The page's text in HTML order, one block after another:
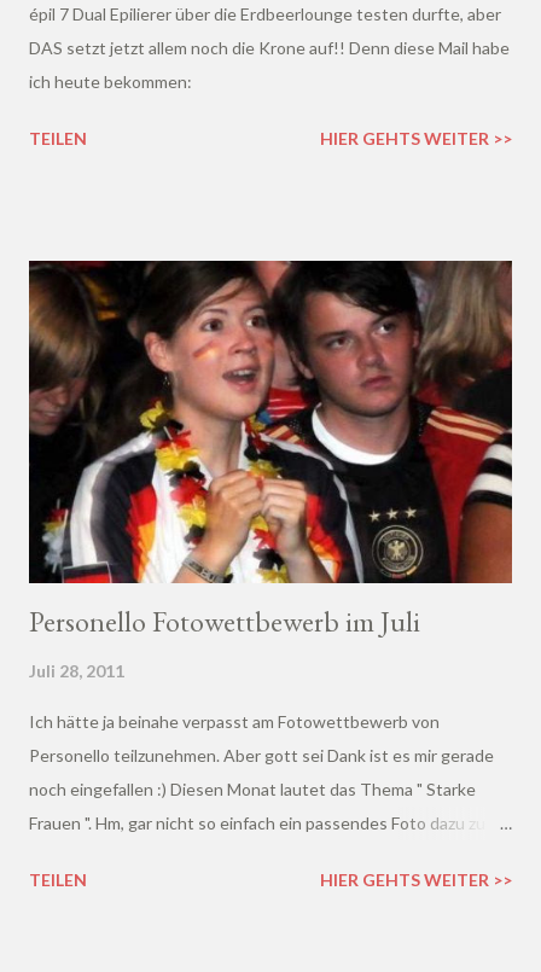
épil 7 Dual Epilierer über die Erdbeerlounge testen durfte, aber
DAS setzt jetzt allem noch die Krone auf!! Denn diese Mail habe
ich heute bekommen:
TEILEN HIER GEHTS WEITER >>
Personello Fotowettbewerb im Juli
Juli 28, 2011
Ich hätte ja beinahe verpasst am Fotowettbewerb von
Personello teilzunehmen. Aber gott sei Dank ist es mir gerade
noch eingefallen :) Diesen Monat lautet das Thema " Starke
Frauen ". Hm, gar nicht so einfach ein passendes Foto dazu zu
bezieht, habe ich doch mal ein schon etwas älteres Fußballfoto
TEILEN HIER GEHTS WEITER >>